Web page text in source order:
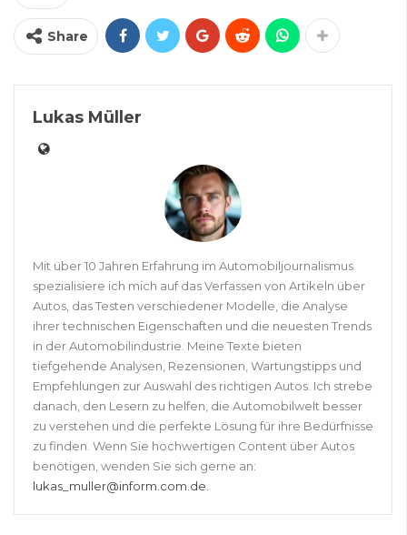
Share
Lukas Müller
Mit über 10 Jahren Erfahrung im Automobiljournalismus
spezialisiere ich mich auf das Verfassen von Artikeln über
Autos, das Testen verschiedener Modelle, die Analyse
ihrer technischen Eigenschaften und die neuesten Trends
in der Automobilindustrie. Meine Texte bieten
tiefgehende Analysen, Rezensionen, Wartungstipps und
Empfehlungen zur Auswahl des richtigen Autos. Ich strebe
danach, den Lesern zu helfen, die Automobilwelt besser
zu verstehen und die perfekte Lösung für ihre Bedürfnisse
zu finden. Wenn Sie hochwertigen Content über Autos
benötigen, wenden Sie sich gerne an:
lukas_muller@inform.com.de